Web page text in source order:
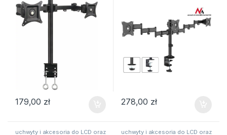
179,00 zł 278,00 zł
uchwyty i akcesoria do LCD oraz uchwyty i akcesoria do LCD oraz